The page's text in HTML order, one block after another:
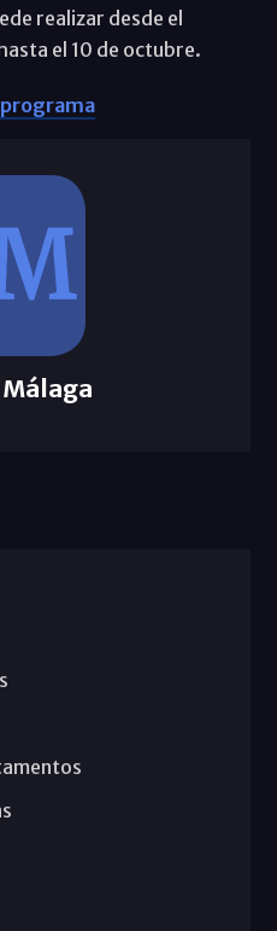
realizar desde el
el 10 de octubre.